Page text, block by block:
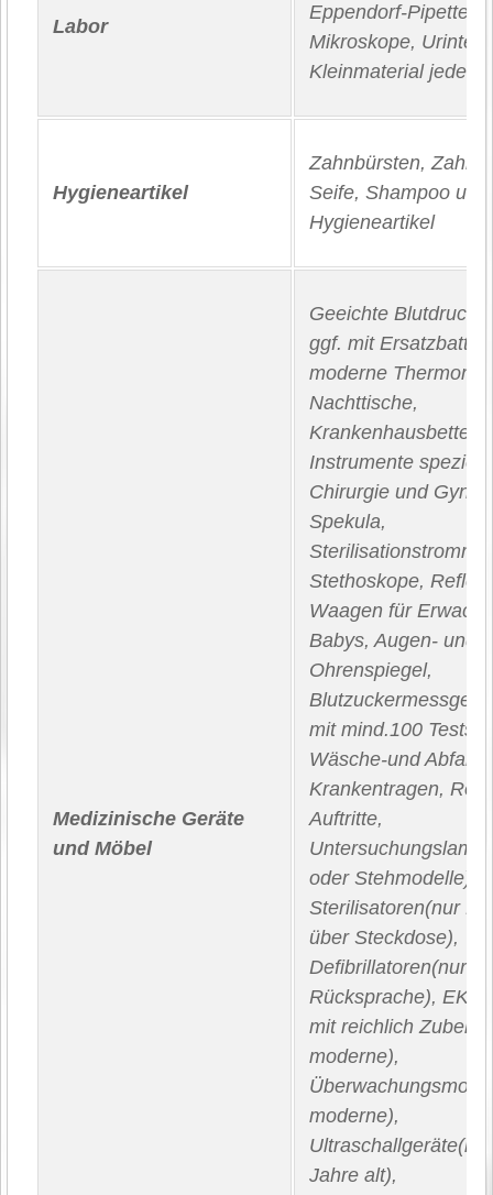
Labor
Eppendorf‐Pipetten,
Mikroskope,
Kleinmaterial jeder
Hygieneartikel
Zahnbürsten,
Seife, Shampoo
Hygieneartikel
Medizinische Geräte
und Möbel
Geeichte
ggf. mit
moderne
Nachttische,
Krankenhausbetten,
Instrumente speziell
Chirurgie und
Spekula,
Stethoskope,
Waagen für
Babys, Augen‐ und
Ohrenspiegel,
mit mind.100
Wäsche‐und
Krankentragen,
Auftritte,
oder Stehmodelle),
Sterilisatoren(nur
über Steckdose),
Defibrillatoren(nur
Rücksprache),
mit reichlich
moderne),
moderne),
Jahre alt),